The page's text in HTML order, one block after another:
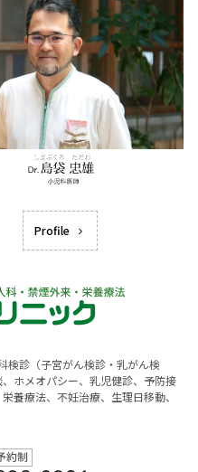
Profile
検診（子宮がん検診・乳がん検
ホメオパシー、乳児健診、予防接
養療法、不妊治療、生理日移動、